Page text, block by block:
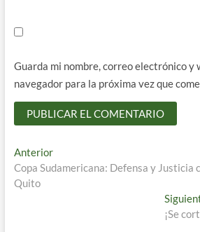
Guarda mi nombre, correo electrónico y
navegador para la próxima vez que
Navegación
de
AnteriorEntrada
anterior:
Copa Sudamericana: Defensa y Justicia
Quito
¡Se